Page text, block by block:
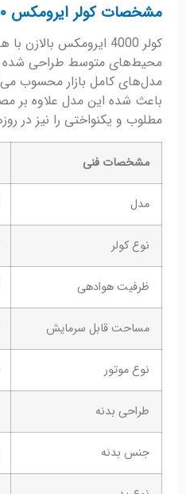
مشخصات کولر ایرومکس ۴۰۰۰ بالازن
کولر 4000 ایرومکس
محیط‌های متوسط طراحی شده و
مدل‌های کامل بازار محسوب
باعث شده این مدل علاوه بر
مطلوب و یکنواختی را نیز در
مشخصات فنی
مدل
نوع کولر
ظرفیت هوادهی
مساحت قابل سرمایش
نوع موتور
طراحی بدنه
جنس بدنه